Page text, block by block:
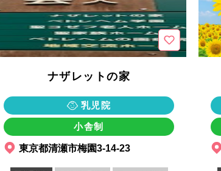
ナザレットの家
乳児院
小舎制
東京都清瀬市梅園3-14-23